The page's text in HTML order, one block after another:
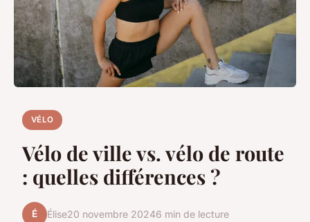
VÉLO
Vélo de ville vs. vélo de route
: quelles différences ?
É Élise20 novembre 20246 min de lecture